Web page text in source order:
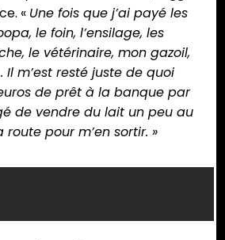
« Une fois que j’ai payé les
le foin, l’ensilage, les
le vétérinaire, mon gazoil,
Il m’est resté juste de quoi
de prêt à la banque par
de vendre du lait un peu au
pour m’en sortir. »
laitier